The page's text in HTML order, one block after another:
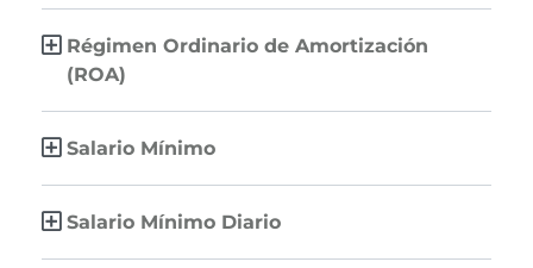
Régimen Ordinario de Amortización
(ROA)
Salario Mínimo
Salario Mínimo Diario